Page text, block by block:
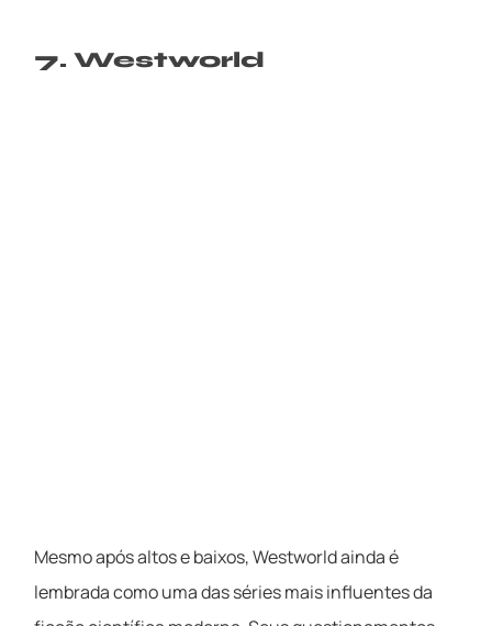
7. Westworld
Mesmo após altos e baixos, Westworld ainda é
lembrada como uma das séries mais influentes da